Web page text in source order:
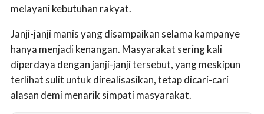
melayani kebutuhan rakyat.
Janji-janji manis yang disampaikan selama kampanye
hanya menjadi kenangan. Masyarakat sering kali
diperdaya dengan janji-janji tersebut, yang meskipun
terlihat sulit untuk direalisasikan, tetap dicari-cari
alasan demi menarik simpati masyarakat.